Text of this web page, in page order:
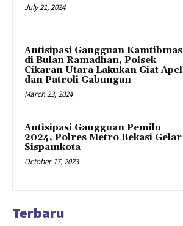
July 21, 2024
Antisipasi Gangguan Kamtibmas
di Bulan Ramadhan, Polsek
Cikaran Utara Lakukan Giat Apel
dan Patroli Gabungan
March 23, 2024
Antisipasi Gangguan Pemilu
2024, Polres Metro Bekasi Gelar
Sispamkota
October 17, 2023
Terbaru